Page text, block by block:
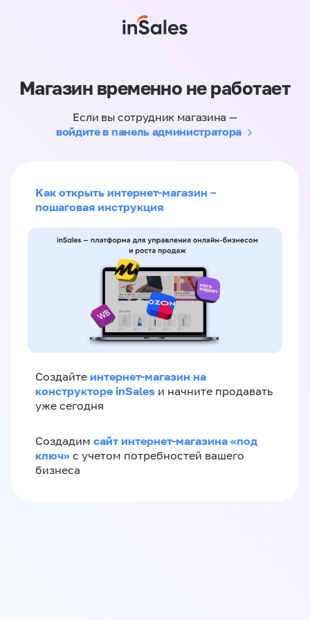
Магазин временно не работает
Если вы сотрудник магазина —
войдите в панель администратора
Как открыть интернет-магазин –
пошаговая инструкция
Создайте интернет-магазин на
конструкторе inSales и начните продавать
уже сегодня
Создадим сайт интернет-магазина «под
ключ» с учетом потребностей вашего
бизнеса